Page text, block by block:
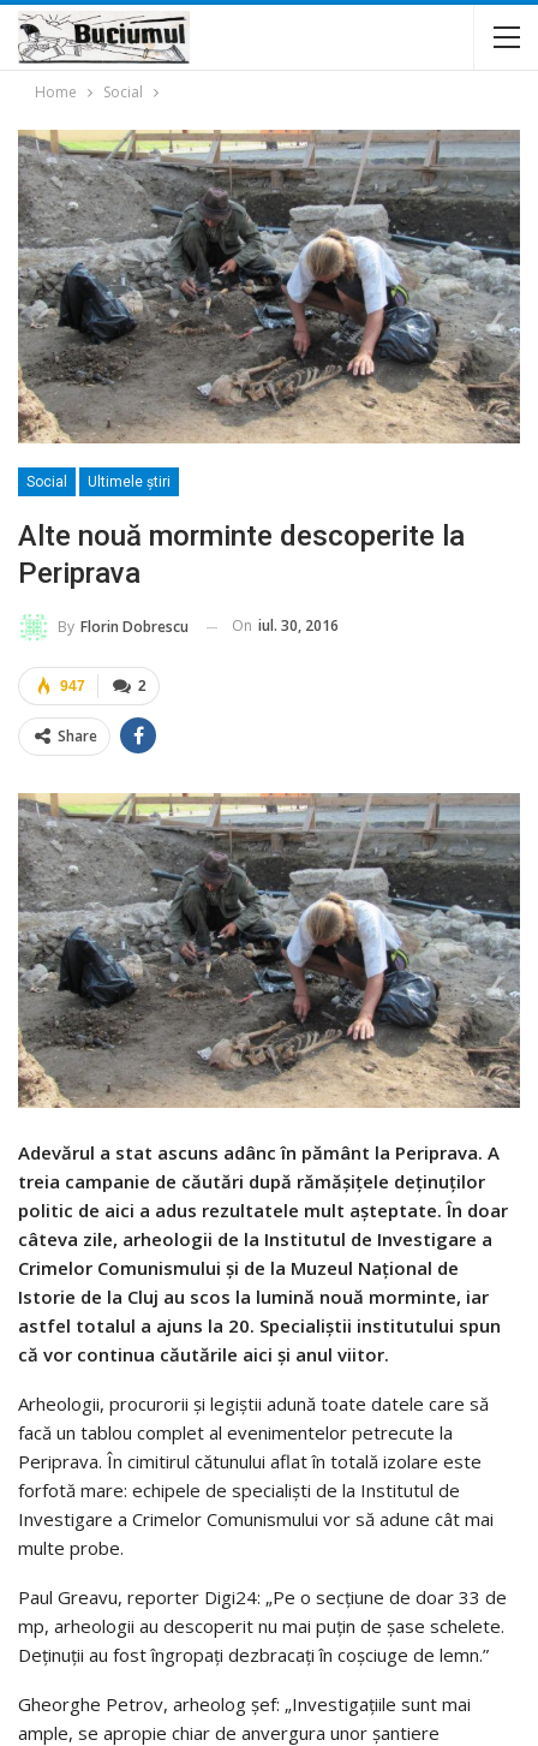
Home Social
Social Ultimele ştiri
Alte nouă morminte descoperite la
Periprava
By Florin Dobrescu On iul. 30, 2016
2
947
Share
Adevărul a stat ascuns adânc în pământ la Periprava. A
treia campanie de căutări după rămăşiţele deţinuţilor
politic de aici a adus rezultatele mult aşteptate. În doar
câteva zile, arheologii de la Institutul de Investigare a
Crimelor Comunismului şi de la Muzeul Naţional de
Istorie de la Cluj au scos la lumină nouă morminte, iar
astfel totalul a ajuns la 20. Specialiştii institutului spun
că vor continua căutările aici şi anul viitor.
Arheologii, procurorii şi legiştii adună toate datele care să
facă un tablou complet al evenimentelor petrecute la
Periprava. În cimitirul cătunului aflat în totală izolare este
forfotă mare: echipele de specialişti de la Institutul de
Investigare a Crimelor Comunismului vor să adune cât mai
multe probe.
Paul Greavu, reporter Digi24: „Pe o secţiune de doar 33 de
mp, arheologii au descoperit nu mai puţin de șase schelete.
Deţinuţii au fost îngropaţi dezbracaţi în coșciuge de lemn.”
Gheorghe Petrov, arheolog şef: „Investigaţiile sunt mai
ample, se apropie chiar de anvergura unor şantiere